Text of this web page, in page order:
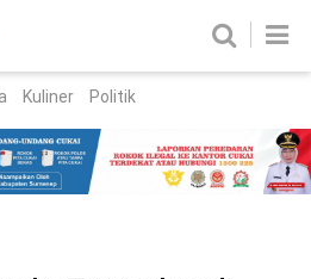
Kuliner Politik